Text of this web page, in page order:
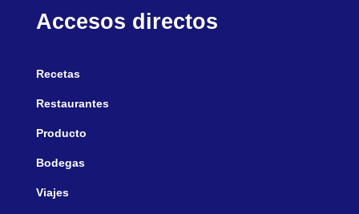
Accesos directos
Recetas
Restaurantes
Producto
Bodegas
Viajes